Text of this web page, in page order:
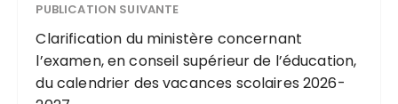
PUBLICATION SUIVANTE
Clarification du ministère concernant
l’examen, en conseil supérieur de l’éducation,
du calendrier des vacances scolaires 2026-